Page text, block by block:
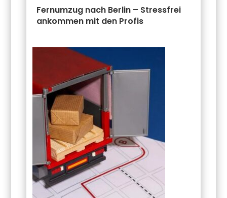
Fernumzug nach Berlin – Stressfrei
ankommen mit den Profis